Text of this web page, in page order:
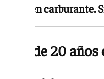
euros en carburante.
Más de 20 años